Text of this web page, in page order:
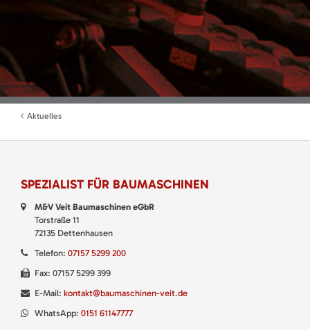
Aktuelles
SPEZIALIST FÜR BAUMASCHINEN
M&V Veit Baumaschinen eGbR
Torstraße 11
72135 Dettenhausen
Telefon: 07157 5299 200
Fax: 07157 5299 399
E-Mail: kontakt@baumaschinen-veit.de
WhatsApp: 0151 61147777